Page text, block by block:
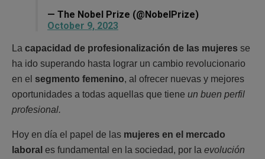
— The Nobel Prize (@NobelPrize)
October 9, 2023
La capacidad de profesionalización de las mujeres se
ha ido superando hasta lograr un cambio revolucionario
en el segmento femenino, al ofrecer nuevas y mejores
oportunidades a todas aquellas que tiene un buen perfil
profesional.
Hoy en día el papel de las mujeres en el mercado
laboral es fundamental en la sociedad, por la evolución